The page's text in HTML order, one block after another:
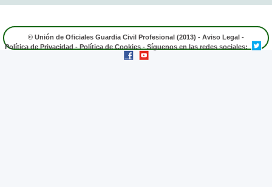
© Unión de Oficiales Guardia Civil Profesional (2013) - Aviso Legal -
Política de Privacidad - Política de Cookies - Síguenos en las redes sociales: